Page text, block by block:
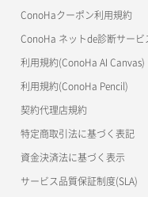
ConoHaクーポン利用規約
ConoHa ネットde診断サー
利用規約(ConoHa AI Canvas)
利用規約(ConoHa Pencil)
契約代理店規約
特定商取引法に基づく表記
資金決済法に基づく表示
サービス品質保証制度(SLA)